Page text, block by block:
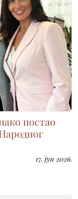
постао
17. јун 2026.